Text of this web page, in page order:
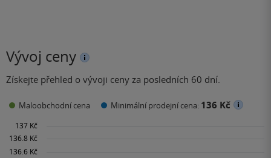
Vývoj ceny
Získejte přehled o vývoji ceny za posledních 60 dní.
Maloobchodní cena Minimální prodejní cena: 136 Kč